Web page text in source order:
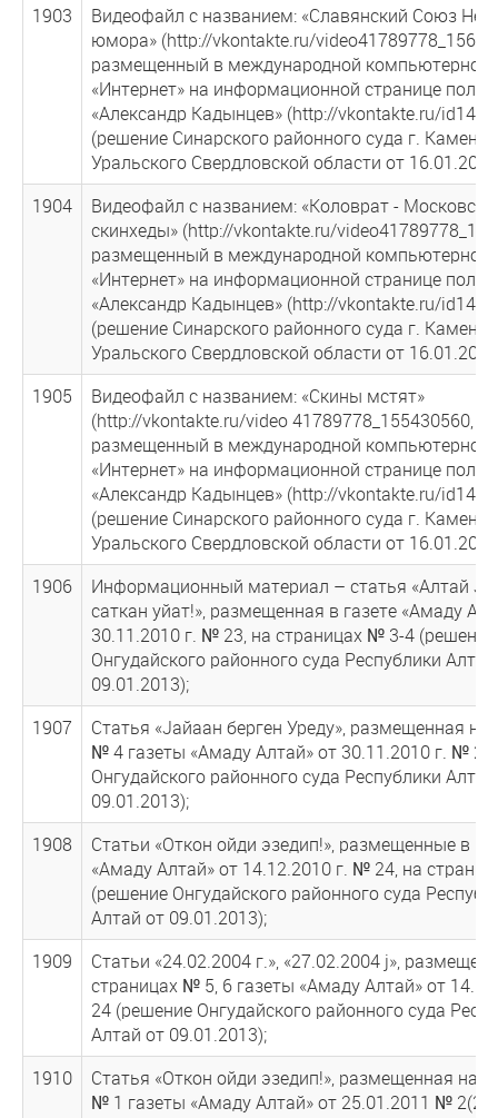
1903
Видеофайл с названием: «Славянский Союз
юмора» (http://vkontakte.ru/
размещенный в международной компьютерной
«Интернет» на информационной странице
«Александр Кадынцев» (http://vkontakte.ru/
(решение Синарского районного суда г.
Уральского Свердловской области от
1904
Видеофайл с названием: «Коловрат -
скинхеды» (http://vkontakte.ru/
размещенный в международной компьютерной
«Интернет» на информационной странице
«Александр Кадынцев» (http://vkontakte.ru/
(решение Синарского районного суда г.
Уральского Свердловской области от
1905
Видеофайл с названием: «Скины мстят»
(http://vkontakte.ru/video 41789778_155430560,
размещенный в международной компьютерной
«Интернет» на информационной странице
«Александр Кадынцев» (http://vkontakte.ru/
(решение Синарского районного суда г.
Уральского Свердловской области от
1906
Информационный материал – статья «Алтай
саткан уйат!», размещенная в газете «Амаду
30.11.2010 г. № 23, на страницах № 3-4 (решение
Онгудайского районного суда Республики
09.01.2013);
1907
Статья «Jайаан берген Уреду», размещенная на
№ 4 газеты «Амаду Алтай» от 30.11.2010 г. №
Онгудайского районного суда Республики
09.01.2013);
1908
Статьи «Откон ойди эзедип!», размещенные в
«Амаду Алтай» от 14.12.2010 г. № 24, на
(решение Онгудайского районного суда
Алтай от 09.01.2013);
1909
Статьи «24.02.2004 г.», «27.02.2004 j»,
страницах № 5, 6 газеты «Амаду Алтай» от
24 (решение Онгудайского районного суда
Алтай от 09.01.2013);
1910
Статья «Откон ойди эзедип!», размещенная на
№ 1 газеты «Амаду Алтай» от 25.01.2011 № 2(27)